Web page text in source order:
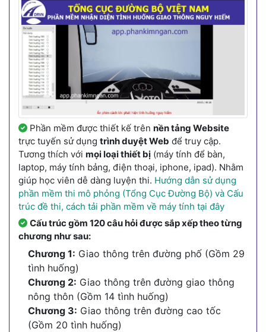
Phần mềm được thiết kế trên nền tảng Website
trực tuyến sử dụng trình duyệt Web để truy cập.
Tương thích với mọi loại thiết bị (máy tính để bàn,
laptop, máy tính bảng, điện thoại, iphone, ipad). Nhằm
giúp học viên dễ dàng luyện thi. Hướng dẫn sử dụng
phần mềm thi mô phỏng (Tổng Cục Đường Bộ) và Cấu
trúc đề thi, cách tải phần mềm về máy tính tại đây
Cấu trúc gồm 120 câu hỏi được sắp xếp theo từng
chương như sau:
Chương 1: Giao thông trên đường phố (Gồm 29
tình huống)
Chương 2: Giao thông trên đường giao thông
nông thôn (Gồm 14 tình huống)
Chương 3: Giao thông trên đường cao tốc
(Gồm 20 tình huống)